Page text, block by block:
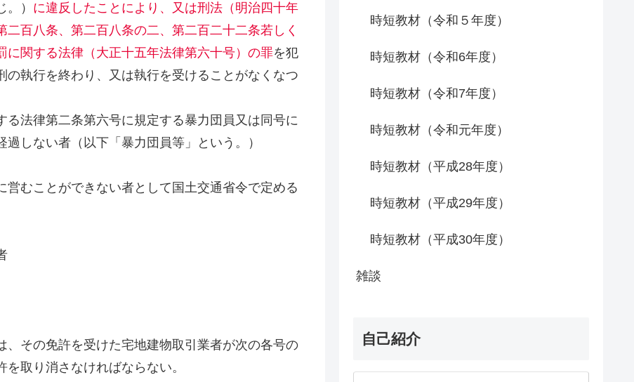
） に違反したことにより、又は刑法（明治四十年
百八条、第二百八条の二、第二百二十二条若しく
関する法律（大正十五年法律第六十号）の罪を犯
の執行を終わり、又は執行を受けることがなくなつ
法律第二条第六号に規定する暴力団員又は同号に
しない者（以下「暴力団員等」という。）
むことができない者として国土交通省令で定める
その免許を受けた宅地建物取引業者が次の各号の
取り消さなければならない。
時短教材（令和５年度）
時短教材（令和6年度）
時短教材（令和7年度）
時短教材（令和元年度）
時短教材（平成28年度）
時短教材（平成29年度）
時短教材（平成30年度）
雑談
自己紹介